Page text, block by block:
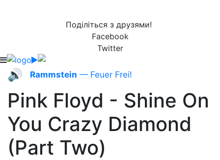
Поділіться з друзями!
Facebook
Twitter
🔊 Rammstein — Feuer Frei!
Pink Floyd - Shine On
You Crazy Diamond
(Part Two)